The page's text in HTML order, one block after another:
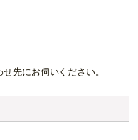
先にお伺いください。